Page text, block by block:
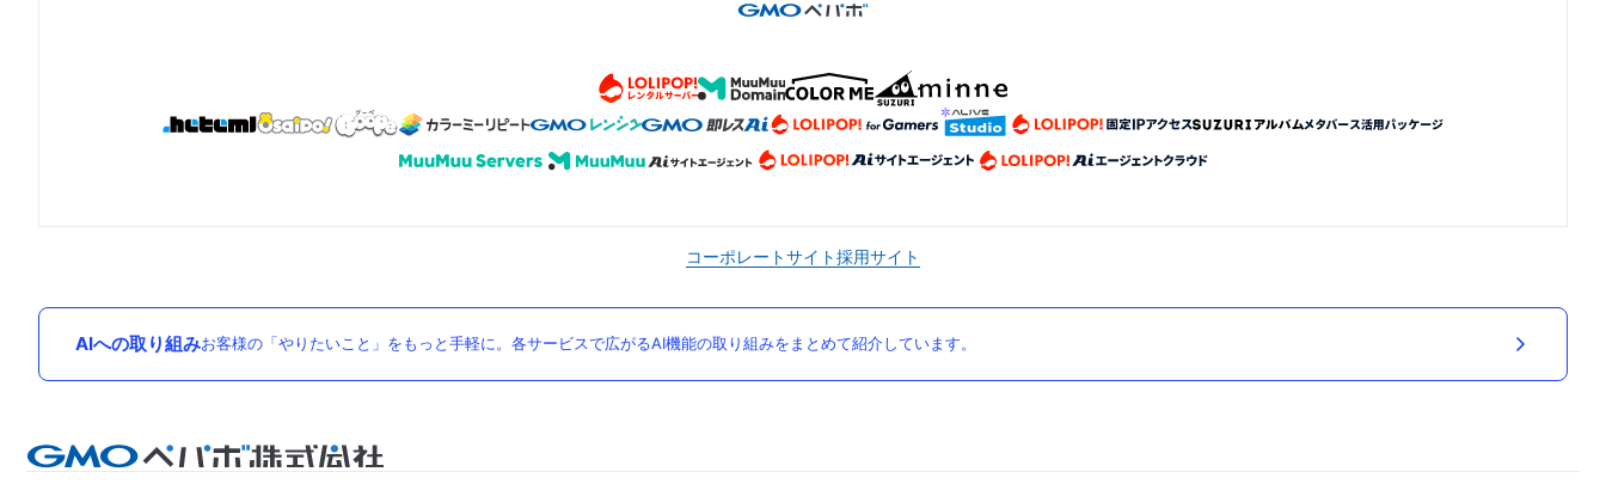
コーポレートサイト採用サイト
AIへの取り組みお客様の「やりたいこと」をもっと手軽に。各サービスで広がるAI機能の取り組みをまとめて紹介しています。